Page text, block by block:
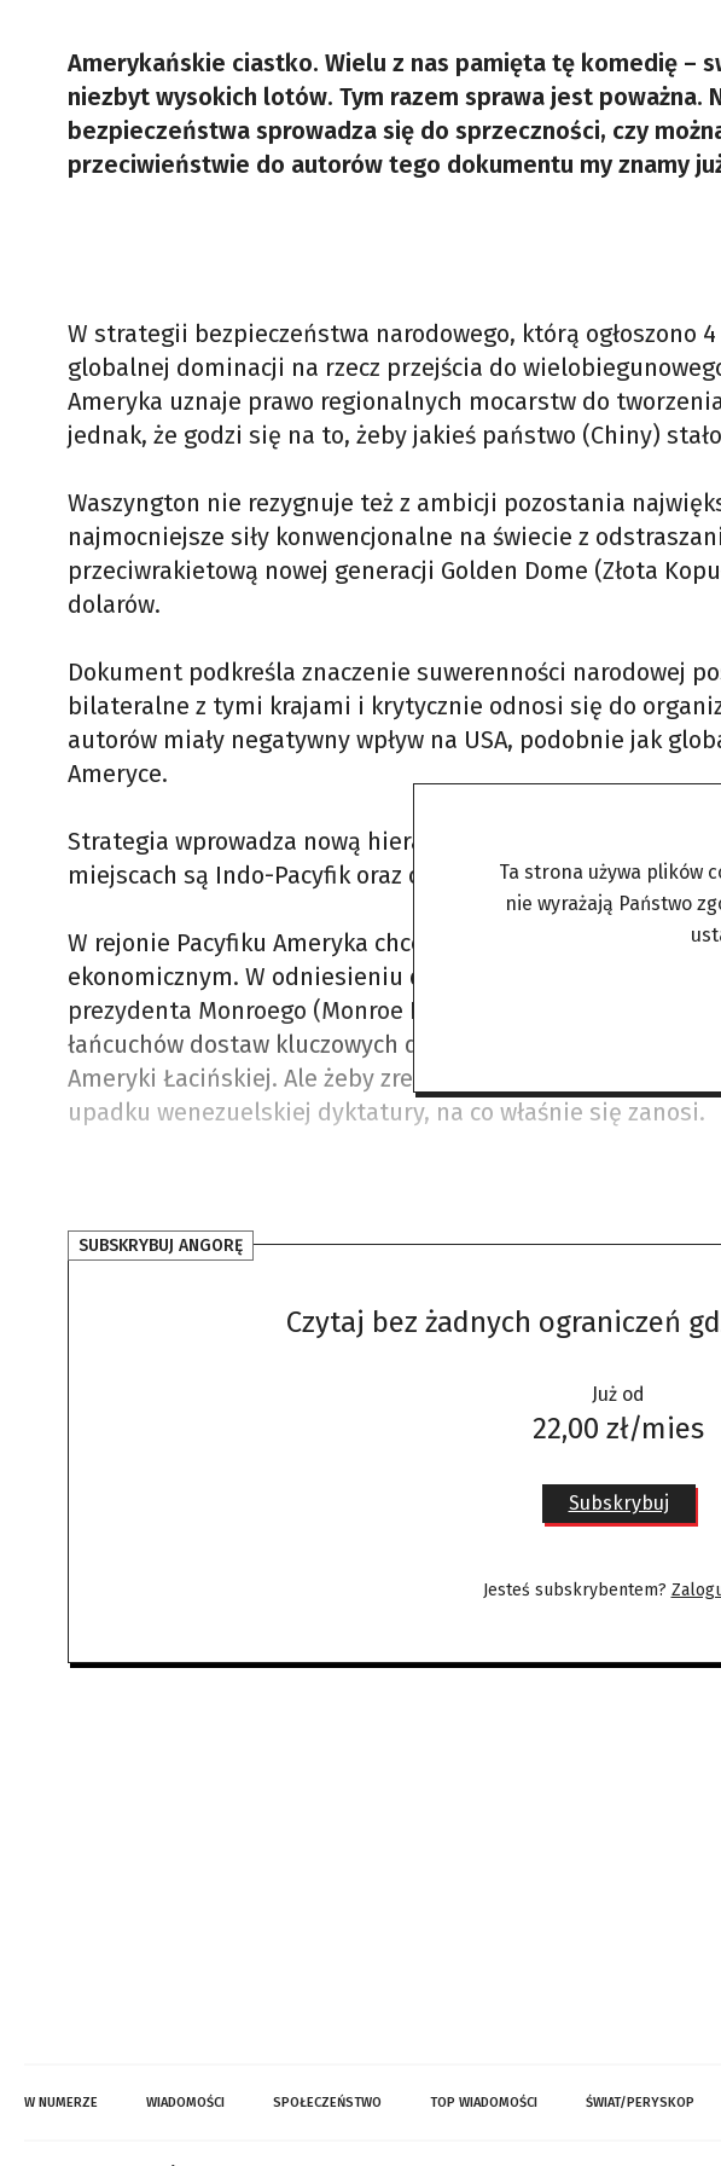
Amerykańskie ciastko. Wielu z nas pamięta tę komedię –
niezbyt wysokich lotów. Tym razem sprawa jest poważna.
bezpieczeństwa sprowadza się do sprzeczności, czy
przeciwieństwie do autorów tego dokumentu my znamy
W strategii bezpieczeństwa narodowego, którą ogłoszono
globalnej dominacji na rzecz przejścia do
Ameryka uznaje prawo regionalnych mocarstw do
jednak, że godzi się na to, żeby jakieś państwo (Chiny)
Waszyngton nie rezygnuje też z ambicji pozostania
najmocniejsze siły konwencjonalne na świecie z
przeciwrakietową nowej generacji Golden Dome (Złota
dolarów.
Dokument podkreśla znaczenie suwerenności narodowej
bilateralne z tymi krajami i krytycznie odnosi się do
autorów miały negatywny wpływ na USA, podobnie jak
Ameryce.
Strategia wprowadza nową hierarchię najważniejszych dla
miejscach są Indo-Pacyfik oraz obie Ameryki (tzw.
W rejonie Pacyfiku Ameryka chce przede wszystkim
ekonomicznym. W odniesieniu do obu Ameryk Trump
prezydenta Monroego (Monroe Doctrine) ogłoszoną w 1823
łańcuchów dostaw kluczowych dziedzin gospodarki i
Ameryki Łacińskiej. Ale żeby zrealizować ten cel, Stany
upadku wenezuelskiej dyktatury, na co właśnie się zanosi.
SUBSKRYBUJ ANGORĘ
Czytaj bez żadnych ograniczeń
Już od
22,00 zł/mies
Subskrybuj
Jesteś subskrybentem?
W NUMERZE WIADOMOŚCI SPOŁECZEŃSTWO TOP WIADOMOŚCI ŚWIAT/PERYSKOP
Ta strona używa plików
nie wyrażają Państwo